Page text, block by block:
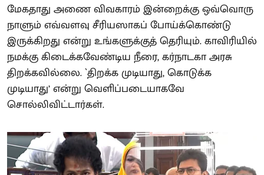
மேகதாது அணை விவகாரம் இன்றைக்கு ஒவ்வொரு
நாளும் எவ்வளவு சீரியஸாகப் போய்க்கொண்டு
இருக்கிறது என்று உங்களுக்குத் தெரியும். காவிரியில்
நமக்கு கிடைக்கவேண்டிய நீரை, கர்நாடகா அரசு
திறக்கவில்லை. `திறக்க முடியாது, கொடுக்க
முடியாது’ என்று வெளிப்படையாகவே
சொல்லிவிட்டார்கள்.